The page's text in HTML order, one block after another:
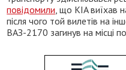
повідомили , що KIA виїхав
після чого той вилетів на
ВАЗ-2170 загинув на місці